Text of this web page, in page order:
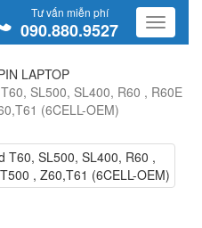
Tư vấn miễn phí
090.880.9527
LAPTOP
SL500, SL400, R60 , R60E
(6CELL-OEM)